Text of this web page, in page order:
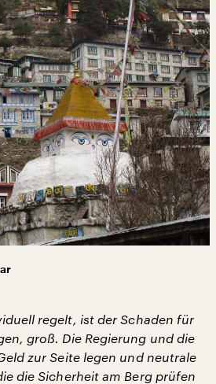
regelt, ist der Schaden für
groß. Die Regierung und die
zur Seite legen und neutrale
die Sicherheit am Berg prüfen